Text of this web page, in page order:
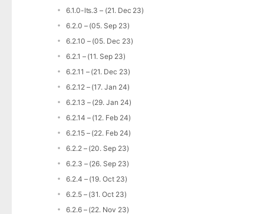
6.1.0-lts.3 – (21. Dec 23)
6.2.0 – (05. Sep 23)
6.2.10 – (05. Dec 23)
6.2.1 – (11. Sep 23)
6.2.11 – (21. Dec 23)
6.2.12 – (17. Jan 24)
6.2.13 – (29. Jan 24)
6.2.14 – (12. Feb 24)
6.2.15 – (22. Feb 24)
6.2.2 – (20. Sep 23)
6.2.3 – (26. Sep 23)
6.2.4 – (19. Oct 23)
6.2.5 – (31. Oct 23)
6.2.6 – (22. Nov 23)